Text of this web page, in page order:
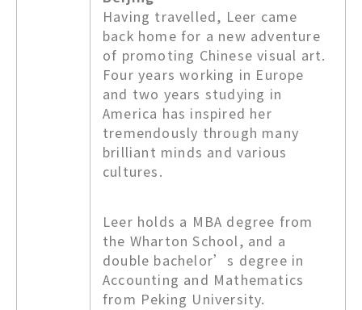
Having travelled, Leer came
back home for a new adventure
of promoting Chinese visual art.
Four years working in Europe
and two years studying in
America has inspired her
tremendously through many
brilliant minds and various
cultures.
Leer holds a MBA degree from
the Wharton School, and a
double bachelor’s degree in
Accounting and Mathematics
from Peking University.